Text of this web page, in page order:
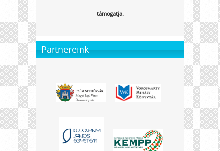
támogatja.
Partnereink